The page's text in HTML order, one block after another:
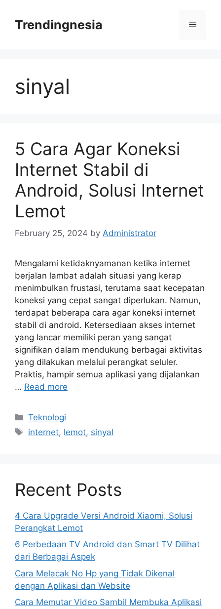
contentTrendingnesia Menu
sinyal
5 Cara Agar Koneksi
Internet Stabil di
Android, Solusi Internet
Lemot
February 25, 2024 by Administrator
Mengalami ketidaknyamanan ketika internet
berjalan lambat adalah situasi yang kerap
menimbulkan frustasi, terutama saat kecepatan
koneksi yang cepat sangat diperlukan. Namun,
terdapat beberapa cara agar koneksi internet
stabil di android. Ketersediaan akses internet
yang lancar memiliki peran yang sangat
signifikan dalam mendukung berbagai aktivitas
yang dilakukan melalui perangkat seluler.
Praktis, hampir semua aplikasi yang dijalankan
… Read more
Categories
Teknologi
Tags
internet, lemot, sinyal
Recent Posts
4 Cara Upgrade Versi Android Xiaomi, Solusi
Perangkat Lemot
6 Perbedaan TV Android dan Smart TV Dilihat
dari Berbagai Aspek
Cara Melacak No Hp yang Tidak Dikenal
dengan Aplikasi dan Website
Cara Memutar Video Sambil Membuka Aplikasi